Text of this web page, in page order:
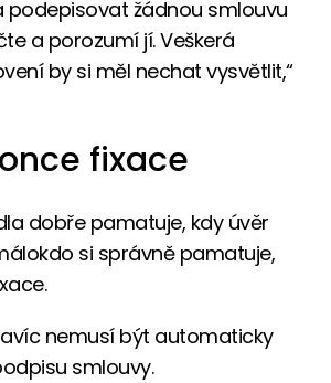
podepisovat žádnou smlouvu
a porozumí jí. Veškerá
by si měl nechat vysvětlit,“
fixace
dobře pamatuje, kdy úvěr
si správně pamatuje,
nemusí být automaticky
smlouvy.